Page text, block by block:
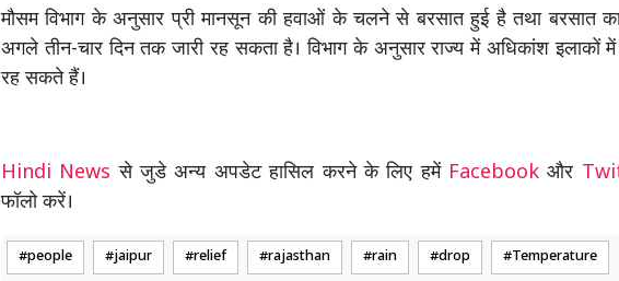
मौसम विभाग के अनुसार प्री मानसून की हवाओं के चलने से बरसात हुई है तथा बरसात
अगले तीन-चार दिन तक जारी रह सकता है। विभाग के अनुसार राज्य में अधिकांश इलाकों में
रह सकते हैं।
Hindi Newsसे जुडे अन्य अपडेट हासिल करने के लिए हमें Facebookऔर
फॉलो करें।
people jaipur relief rajasthan rain drop Temperature